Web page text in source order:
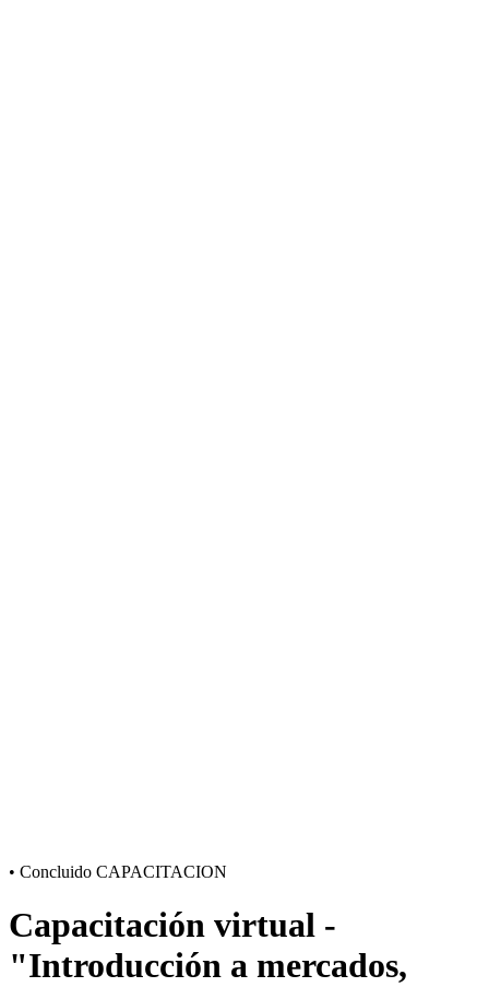
• Concluido CAPACITACION
Capacitación virtual -
"Introducción a mercados,